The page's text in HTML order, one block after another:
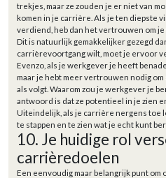
trekjes, maar ze zouden je er niet van
komen in je carrière. Als je ten diepste
verdiend, heb dan het vertrouwen om
Dit is natuurlijk gemakkelijker gezegd
carrièrevoortgang wilt, moet je ervoor
Evenzo, als je werkgever je heeft
maar je hebt meer vertrouwen nodig om
als volgt. Waarom zou je werkgever je
antwoord is dat ze potentieel in je zien
Uiteindelijk, als je carrière nergens toe
te stappen en te zien wat je echt kunt
10. Je huidige rol
carrièredoelen
Een eenvoudig maar belangrijk punt